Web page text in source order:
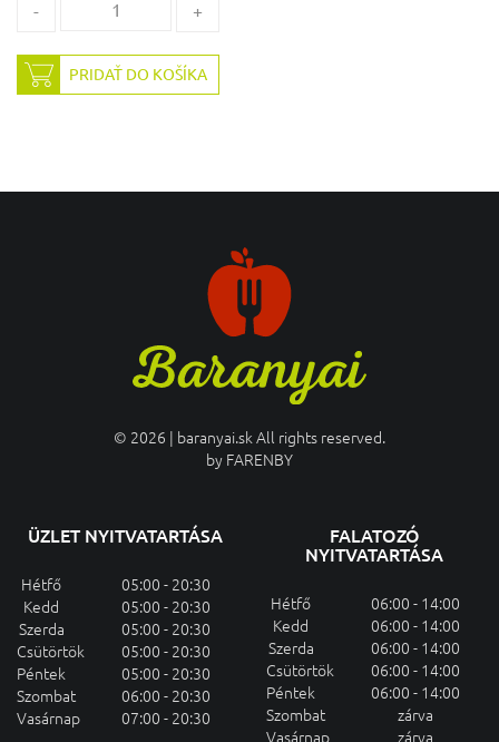
- +
PRIDAŤ DO KOŠÍKA
© 2026 | baranyai.sk All rights reserved.
by FARENBY
ÜZLET NYITVATARTÁSA
Hétfő
05:00 - 20:30
Kedd
05:00 - 20:30
Szerda
05:00 - 20:30
Csütörtök
05:00 - 20:30
Péntek
05:00 - 20:30
Szombat
06:00 - 20:30
Vasárnap
07:00 - 20:30
FALATOZÓ
NYITVATARTÁSA
Hétfő
06:00 - 14:00
Kedd
06:00 - 14:00
Szerda
06:00 - 14:00
Csütörtök
06:00 - 14:00
Péntek
06:00 - 14:00
Szombat
zárva
Vasárnap
zárva